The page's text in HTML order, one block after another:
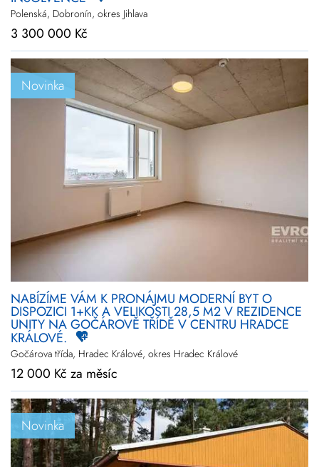
Polenská, Dobronín, okres Jihlava
3 300 000 Kč
Novinka
NABÍZÍME VÁM K PRONÁJMU MODERNÍ BYT O
DISPOZICI 1+KK A VELIKOSTI 28,5 M2 V REZIDENCE
UNITY NA GOČÁROVĚ TŘÍDĚ V CENTRU HRADCE
KRÁLOVÉ.
Gočárova třída, Hradec Králové, okres Hradec Králové
12 000 Kč za měsíc
Novinka